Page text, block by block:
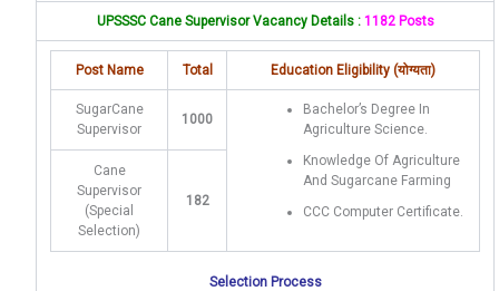
UPSSSC Cane Supervisor Vacancy Details : 1182 Posts
Post Name Total Education Eligibility (योग्यता)
SugarCane
Supervisor
1000
Bachelor’s Degree In
Agriculture Science.
Knowledge Of Agriculture
And Sugarcane Farming
CCC Computer Certificate.
Cane
Supervisor
(Special
Selection)
182
Selection Process